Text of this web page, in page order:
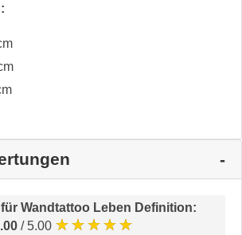
Wandtattoo Leben Definition:
/ 5.00 ★★★★★